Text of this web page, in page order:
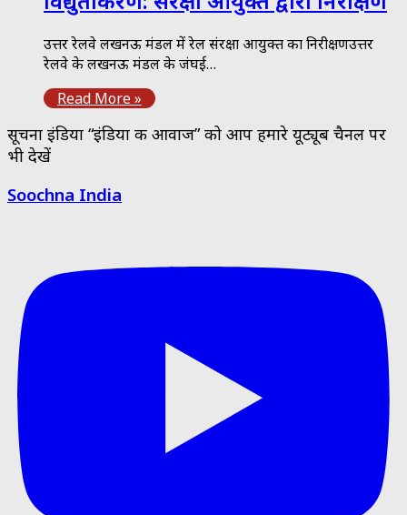
उत्तर रेलवे लखनऊ मंडल में रेल संरक्षा आयुक्त का निरीक्षणउत्तर
रेलवे के लखनऊ मंडल के जंघई…
Read More »
सूचना इंडिया “इंडिया की आवाज” को आप हमारे यूट्यूब चैनल पर
भी देखें
Soochna India